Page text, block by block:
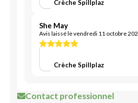
Crèche Spillplaz
She May
Avis laissé le vendredi 11 octobre
Crèche Spillplaz
Contact professionnel